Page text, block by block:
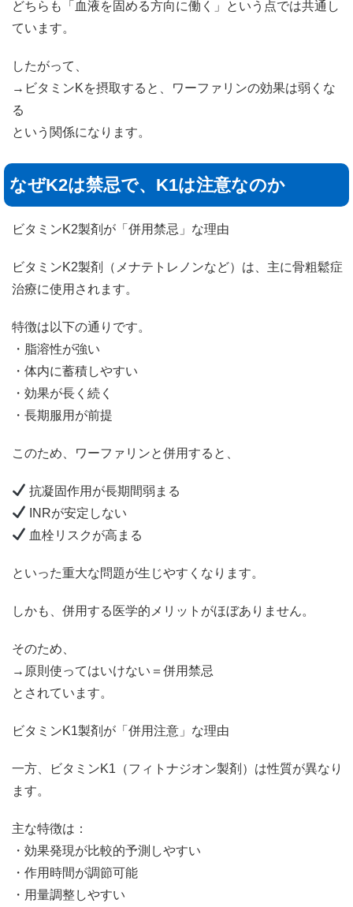
どちらも「血液を固める方向に働く」という点では共通し
ています。
したがって、
→ビタミンKを摂取すると、ワーファリンの効果は弱くな
る
という関係になります。
なぜK2は禁忌で、K1は注意なのか
ビタミンK2製剤が「併用禁忌」な理由
ビタミンK2製剤（メナテトレノンなど）は、主に骨粗鬆症
治療に使用されます。
特徴は以下の通りです。
・脂溶性が強い
・体内に蓄積しやすい
・効果が長く続く
・長期服用が前提
このため、ワーファリンと併用すると、
抗凝固作用が長期間弱まる
INRが安定しない
血栓リスクが高まる
といった重大な問題が生じやすくなります。
しかも、併用する医学的メリットがほぼありません。
そのため、
→原則使ってはいけない＝併用禁忌
とされています。
ビタミンK1製剤が「併用注意」な理由
一方、ビタミンK1（フィトナジオン製剤）は性質が異なり
ます。
主な特徴は：
・効果発現が比較的予測しやすい
・作用時間が調節可能
・用量調整しやすい